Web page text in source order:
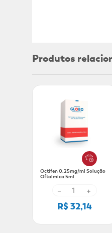
Produtos
Octifen 0,25mg/ml Solução
Oftalmica 5ml
－ +
R$ 32,14